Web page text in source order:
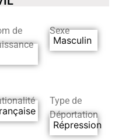
de
Sexe
Masculin
Type de
Déportation
Répression